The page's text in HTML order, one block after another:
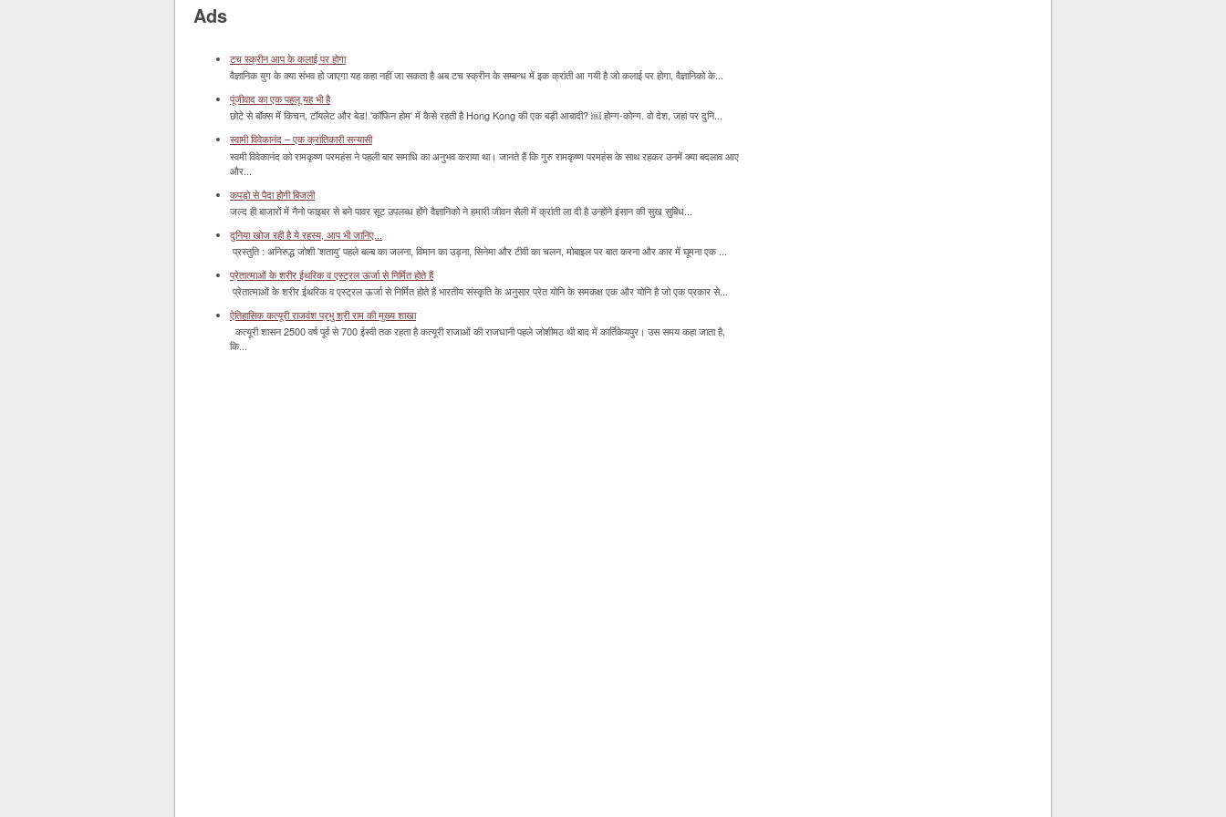
Ads
टच स्क्रीन आप के कलाई पर होगा
वैज्ञानिक युग के क्या संभव हो जाएगा यह कहा नहीं जा सकता है अब टच स्क्रीन के सम्बन्ध में इक क्रांती आ गयी है जो कलाई पर होगा, वैज्ञानिको के...
पूंजीवाद का एक पहलू यह भी है
छोटे से बॉक्‍स में किचन, टॉयलेट और बेड! 'कॉफिन होम' में कैसे रहती है Hong Kong की एक बड़ी आबादी? ￼ होन्ग-कोन्ग. वो देश, जहां पर दुनि...
स्वामी विवेकानंद – एक क्रांतिकारी सन्यासी
स्वमी विवेकानंद को रामकृष्ण परमहंस ने पहली बार समाधि का अनुभव कराया था। जानते हैं कि गुरु रामकृष्ण परमहंस के साथ रहकर उनमें क्या बदलाव आए
और...
कपड़ो से पैदा होगी बिजली
जल्द ही बाजारों में नैनो फाइबर से बने पावर सूट उपलब्ध होंगे वैज्ञानिको ने हमारी जीवन सैली में क्रांती ला दी है उन्होंने इंसान की सुख सुबिध...
दुनिया खोज रही है ये रहस्य, आप भी जानिए...
प्रस्तुति : अनिरुद्ध जोशी 'शतायु' पहले बल्ब का जलना, विमान का उड़ना, सिनेमा और टीवी का चलन, मोबाइल पर बात करना और कार में घूमना एक ...
प्रेतात्माओं के शरीर ईथरिक व एस्ट्रल ऊर्जा से निर्मित होते हैं
प्रेतात्माओं के शरीर ईथरिक व एस्ट्रल ऊर्जा से निर्मित होते हैं भारतीय संस्कृति के अनुसार प्रेत योनि के समकक्ष एक और योनि है जो एक प्रकार से...
ऐतिहासिक कत्यूरी राजवंश प्रभु श्री राम की मुख्य शाखा
कत्यूरी शासन 2500 वर्ष पूर्व से 700 ईस्वी तक रहता है कत्यूरी राजाओं की राजधानी पहले जोशीमठ थी बाद में कार्तिकेयपुर। उस समय कहा जाता है,
कि...